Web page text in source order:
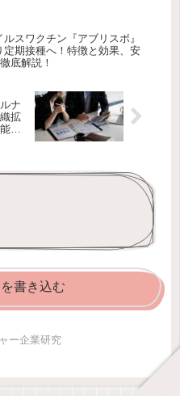
ルスワクチン『アブリスボ』
定期接種へ！特徴と効果、安
底解説！
ナ
拡
性
書き込む
ー企業研究